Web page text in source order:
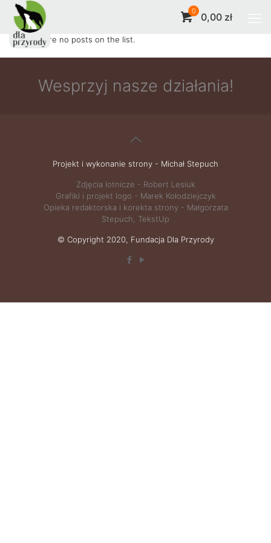
0 0,00 zł
There are no posts on the list.
Wesprzyj nasze działania!
Projekt i wykonanie strony - Michał Stepuch
Zdjęcia lotnicze - Robert Lesiuk
Grafiki i projekt logo - Marek Kołodziejczyk
Opieka redaktorska i korekta strony - Małgorzata
Stepuch, TekstUp
© Copyright 2020, Fundacja Dla Przyrody